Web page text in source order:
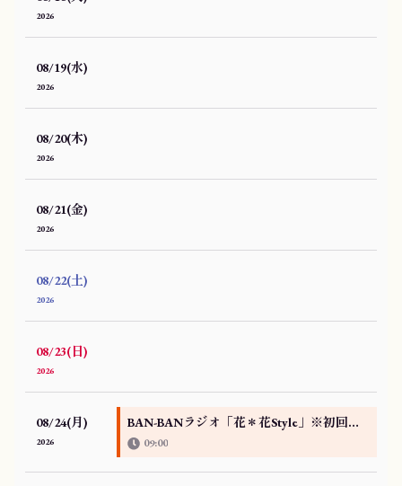
2026
08/19(水)
2026
08/20(木)
2026
08/21(金)
2026
08/22(土)
2026
08/23(日)
2026
08/24(月)
2026
BAN-BANラジオ「花＊花Style」※初回放送版
09:00